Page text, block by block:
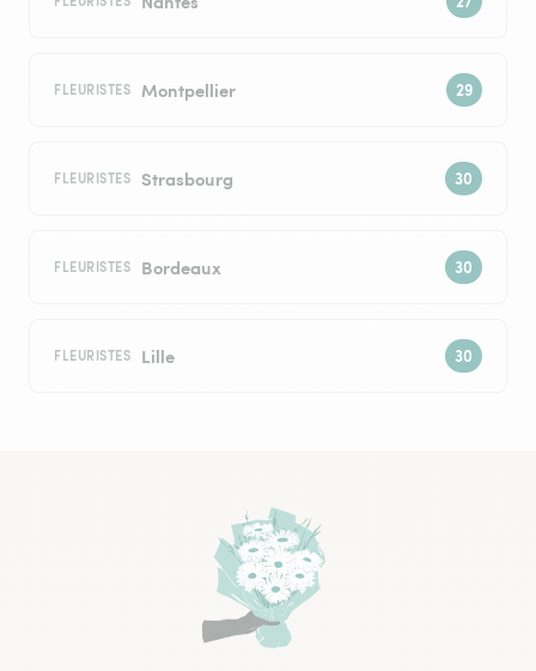
FLEURISTES Montpellier
FLEURISTES Strasbourg
FLEURISTES Bordeaux
FLEURISTES Lille